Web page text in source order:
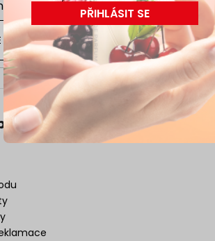
údajů
vás
PŘIHLÁSIT SE